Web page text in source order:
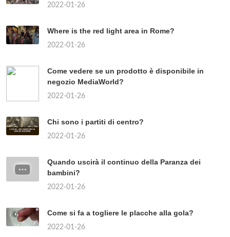
2022-01-26
Where is the red light area in Rome?
2022-01-26
Come vedere se un prodotto è disponibile in
negozio MediaWorld?
2022-01-26
Chi sono i partiti di centro?
2022-01-26
Quando uscirà il continuo della Paranza dei
bambini?
2022-01-26
Come si fa a togliere le placche alla gola?
2022-01-26